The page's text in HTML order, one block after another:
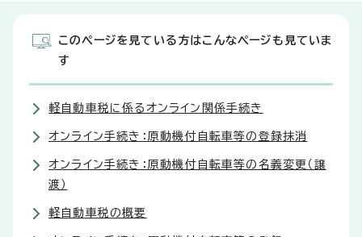
このページを見ている方はこんなページも見ていま
す
軽自動車税に係るオンライン関係手続き
オンライン手続き：原動機付自転車等の登録抹消
オンライン手続き：原動機付自転車等の名義変更（譲
渡）
軽自動車税の概要